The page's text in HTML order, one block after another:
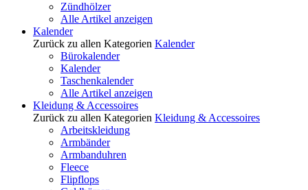
Zündhölzer
Alle Artikel anzeigen
Kalender
Zurück zu allen Kategorien Kalender
Bürokalender
Kalender
Taschenkalender
Alle Artikel anzeigen
Kleidung & Accessoires
Zurück zu allen Kategorien Kleidung & Accessoires
Arbeitskleidung
Armbänder
Armbanduhren
Fleece
Flipflops